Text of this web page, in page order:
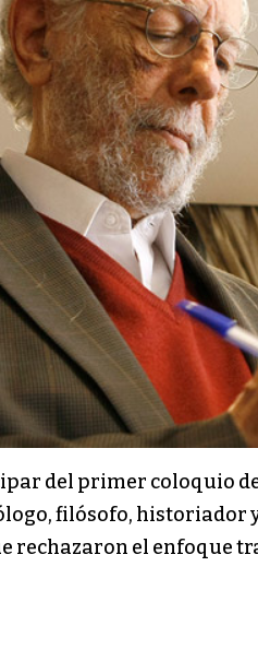
del primer coloquio
filósofo, historiador
rechazaron el enfoque